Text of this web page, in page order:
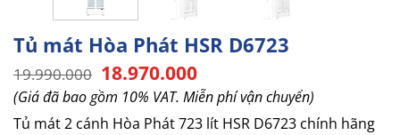
Tủ mát Hòa Phát HSR D6723
19.990.000 Giá
gốc
là:
19.990.000.
18.970.000Giá
hiện
tại
là:
(Giá đã bao gồm 10% VAT. Miễn phí vận chuyển)
Tủ mát 2 cánh Hòa Phát 723 lít HSR D6723 chính hãng